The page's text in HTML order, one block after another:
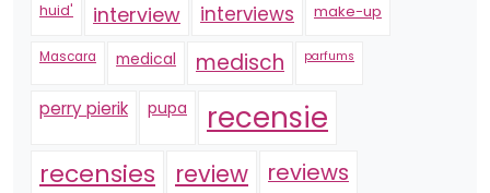
huid' interview interviews make-up
Mascara medical medisch parfums
perry pierik pupa recensie
recensies review reviews